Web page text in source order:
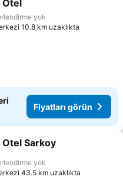
ekle
Otel
yok
10.8 km uzaklıkta
Fiyatları görün
ekle
Sarkoy
yok
43.5 km uzaklıkta